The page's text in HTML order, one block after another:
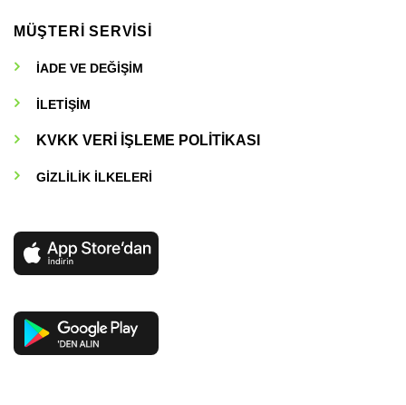
MÜŞTERİ SERVİSİ
İADE VE DEĞİŞİM
İLETİŞİM
KVKK VERİ İŞLEME POLİTİKASI
GİZLİLİK İLKELERİ